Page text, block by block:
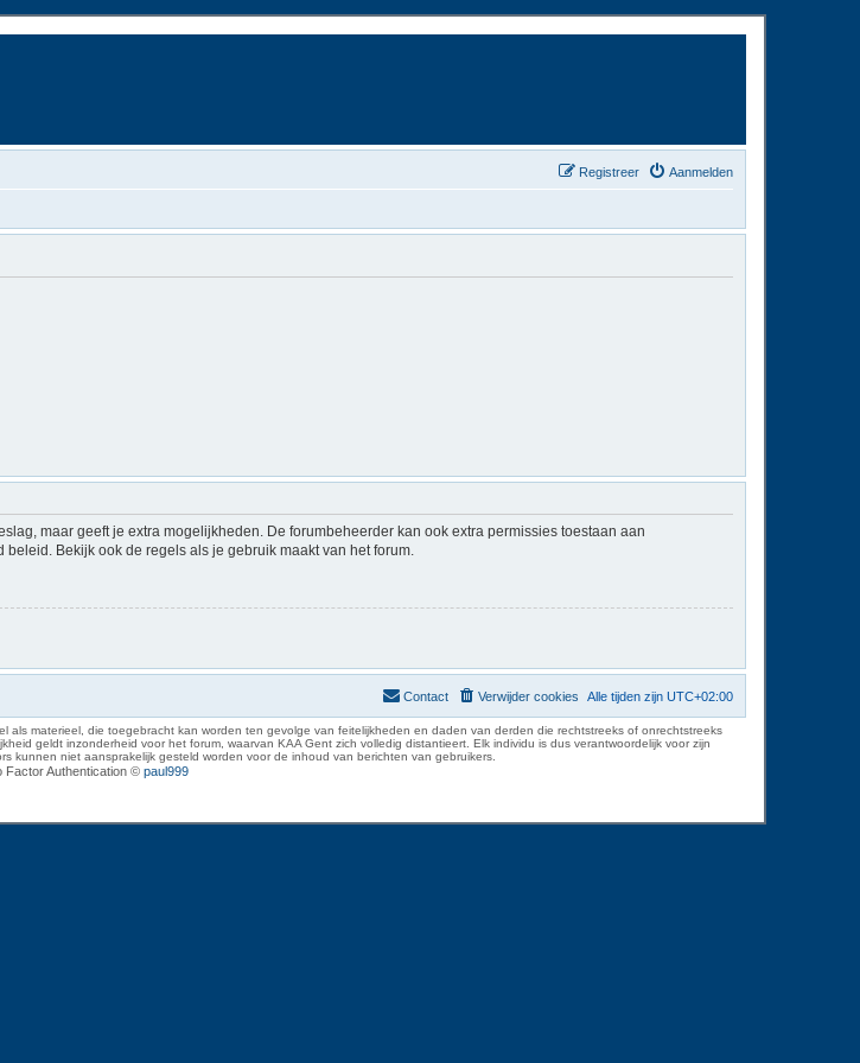
Aanmelden
Registreer
maar geeft je extra mogelijkheden. De forumbeheerder kan ook extra permissies toestaan aan
Bekijk ook de regels als je gebruik maakt van het forum.
Alle tijden zijn UTC+02:00
Verwijder cookies
Contact
materieel, die toegebracht kan worden ten gevolge van feitelijkheden en daden van derden die rechtstreeks of onrechtstreeks
geldt inzonderheid voor het forum, waarvan KAA Gent zich volledig distantieert. Elk individu is dus verantwoordelijk voor zijn
kunnen niet aansprakelijk gesteld worden voor de inhoud van berichten van gebruikers.
Factor Authentication © paul999